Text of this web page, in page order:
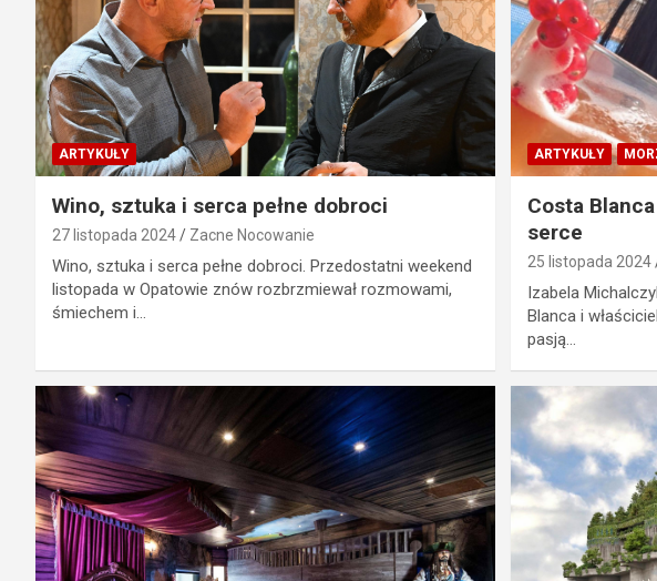
ARTYKUŁY
Wino, sztuka i serca pełne dobroci
27 listopada 2024 Zacne Nocowanie
Wino, sztuka i serca pełne dobroci. Przedostatni weekend
listopada w Opatowie znów rozbrzmiewał rozmowami,
śmiechem i…
ARTYKUŁY
Costa
serce
25 listopada 2024
Izabela
Blanca i
pasją…